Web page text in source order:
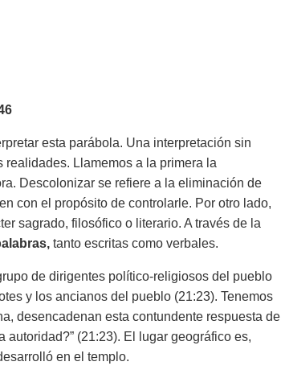
esta parábola. Una interpretación sin
Llamemos a la primera la
Descolonizar se refiere a la eliminación de
con el propósito de controlarle. Por otro lado,
sagrado, filosófico o literario. A través de la
, tanto escritas como verbales.
de dirigentes político-religiosos del pueblo
y los ancianos del pueblo (21:23). Tenemos
desencadenan esta contundente respuesta de
autoridad?” (21:23). El lugar geográfico es,
en el templo.